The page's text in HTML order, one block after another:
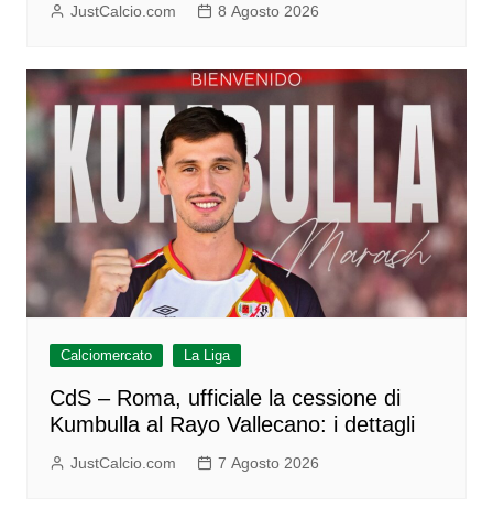
JustCalcio.com 8 Agosto 2026
Calciomercato La Liga
CdS – Roma, ufficiale la cessione di
Kumbulla al Rayo Vallecano: i dettagli
JustCalcio.com 7 Agosto 2026